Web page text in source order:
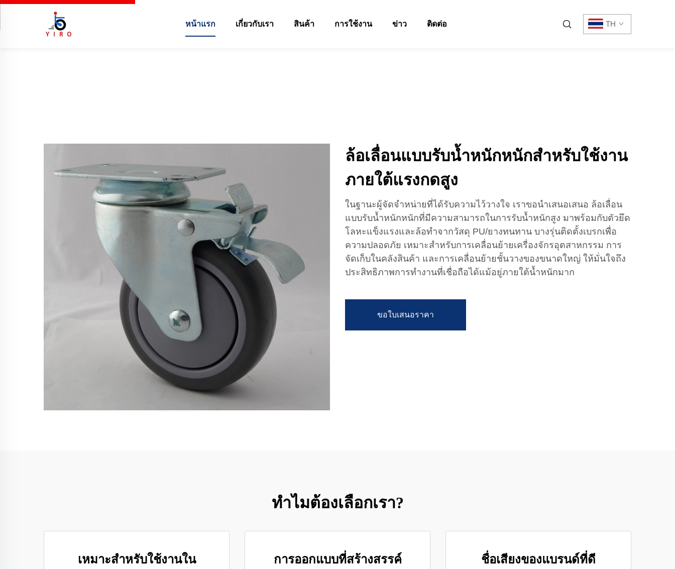
หน้าแรก เกี่ยวกับเรา สินค้า การใช้งาน ข่าว ติดต่อ TH
ล้อเลื่อนแบบรับน้ำหนักหนักสำหรับใช้งาน
ภายใต้แรงกดสูง
ในฐานะผู้จัดจำหน่ายที่ได้รับความไว้วางใจ เราขอนำเสนอเสนอ ล้อเลื่อน
แบบรับน้ำหนักหนักที่มีความสามารถในการรับน้ำหนักสูง มาพร้อมกับตัวยึด
โลหะแข็งแรงและล้อทำจากวัสดุ PU/ยางทนทาน บางรุ่นติดตั้งเบรกเพื่อ
ความปลอดภัย เหมาะสำหรับการเคลื่อนย้ายเครื่องจักรอุตสาหกรรม การ
จัดเก็บในคลังสินค้า และการเคลื่อนย้ายชั้นวางของขนาดใหญ่ ให้มั่นใจถึง
ประสิทธิภาพการทำงานที่เชื่อถือได้แม้อยู่ภายใต้น้ำหนักมาก
ขอใบเสนอราคา
ทำไมต้องเลือกเรา?
เหมาะสำหรับใช้งานใน
การออกแบบที่สร้างสรรค์
ชื่อเสียงของแบรนด์ที่ดี